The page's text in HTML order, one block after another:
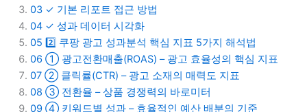
03 ✓ 기본 리포트 접근 방법
04 ✓ 성과 데이터 시각화
05 2️⃣ 쿠팡 광고 성과분석 핵심 지표 5가지 해석법
06 ① 광고전환매출(ROAS) – 광고 효율성의 핵심 지표
07 ② 클릭률(CTR) – 광고 소재의 매력도 지표
08 ③ 전환율 – 상품 경쟁력의 바로미터
09 ④ 키워드별 성과 – 효율적인 예산 배분의 기준